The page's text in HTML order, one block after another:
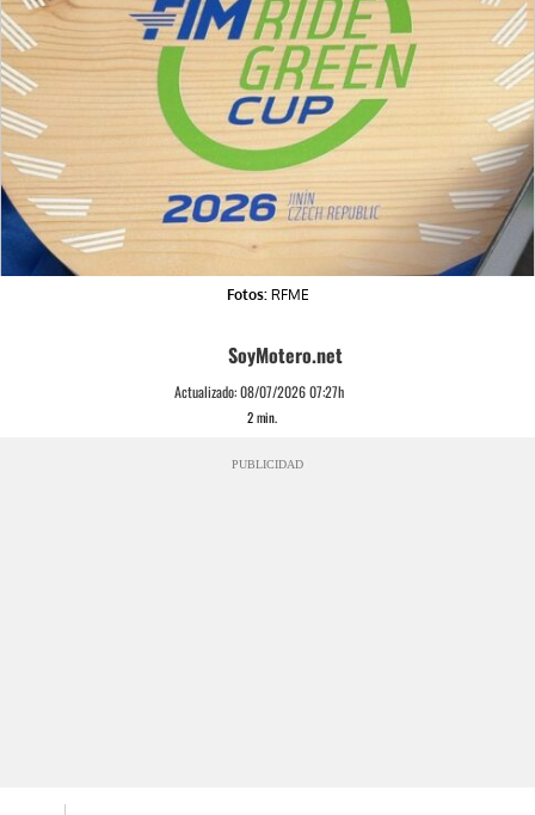
Fotos:RFME
SoyMotero.net
Actualizado:08/07/2026 07:27h
2min.
PUBLICIDAD